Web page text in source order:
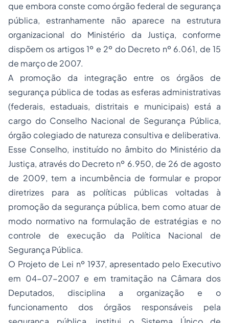
que embora conste como órgão federal de segurança
pública, estranhamente não aparece na estrutura
organizacional do Ministério da Justiça, conforme
dispõem os artigos 1º e 2º do Decreto nº 6.061, de 15
de março de 2007.
A promoção da integração entre os órgãos de
segurança pública de todas as esferas administrativas
(federais, estaduais, distritais e municipais) está a
cargo do Conselho Nacional de Segurança Pública,
órgão colegiado de natureza consultiva e deliberativa.
Esse Conselho, instituído no âmbito do Ministério da
Justiça, através do Decreto nº 6.950, de 26 de agosto
de 2009, tem a incumbência de formular e propor
diretrizes para as políticas públicas voltadas à
promoção da segurança pública, bem como atuar de
modo normativo na formulação de estratégias e no
controle de execução da Política Nacional de
Segurança Pública.
O Projeto de Lei nº 1937, apresentado pelo Executivo
em 04-07-2007 e em tramitação na Câmara dos
Deputados, disciplina a organização e o
funcionamento dos órgãos responsáveis pela